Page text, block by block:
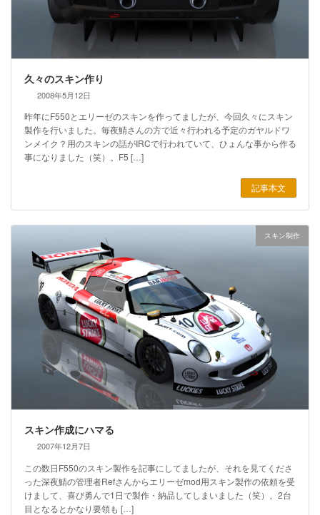
久々のスキン作り
2008年5月12日
昨年にF550とエリーゼのスキンを作ってましたが、今回久々にスキン
製作を行いました。毎夜鯖さんの方で近々行われる予定のガヤルドワ
ンメイク？用のスキンの話がIRCで行われていて、ひょんな事から作る
事になりました（笑）。F5 […]
記事本文
スキン制作
スキン作成にハマる
2007年12月7日
この数日F550のスキン製作を記事にしてましたが、それを見てくださ
った深夜鯖の管理者Refさんからエリーゼmod用スキン製作の依頼を受
けまして、喜び勇んで1日で製作・納品してしまいました（笑）。2台
目となるとかなり要領も […]